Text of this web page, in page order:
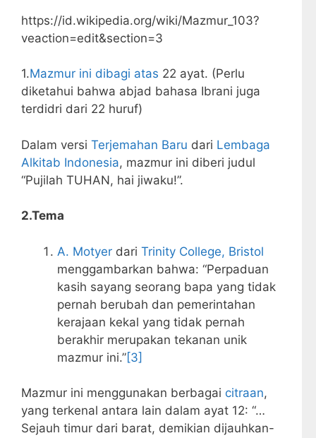
https://id.wikipedia.org/wiki/Mazmur_103?
veaction=edit&section=3
1.Mazmur ini dibagi atas 22 ayat. (Perlu
diketahui bahwa abjad bahasa Ibrani juga
terdidri dari 22 huruf)
Dalam versi Terjemahan Baru dari Lembaga
Alkitab Indonesia, mazmur ini diberi judul
“Pujilah TUHAN, hai jiwaku!”.
2.Tema
A. Motyer dari Trinity College, Bristol
menggambarkan bahwa: “Perpaduan
kasih sayang seorang bapa yang tidak
pernah berubah dan pemerintahan
kerajaan kekal yang tidak pernah
berakhir merupakan tekanan unik
mazmur ini.”[3]
Mazmur ini menggunakan berbagai citraan,
yang terkenal antara lain dalam ayat 12: “…
Sejauh timur dari barat, demikian dijauhkan-